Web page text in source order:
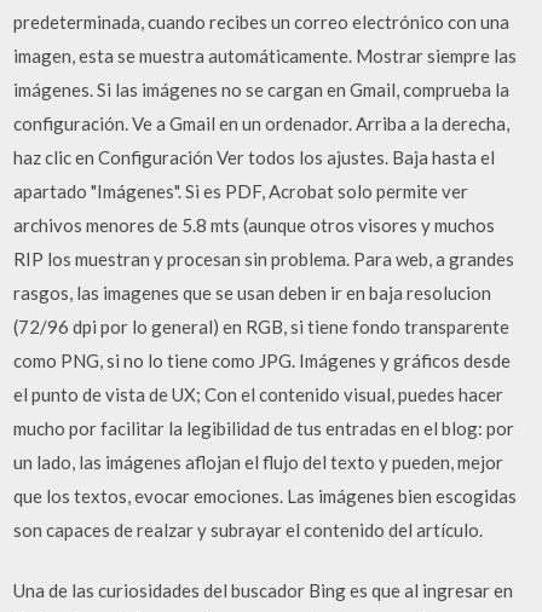
predeterminada, cuando recibes un correo electrónico con una
imagen, esta se muestra automáticamente. Mostrar siempre las
imágenes. Si las imágenes no se cargan en Gmail, comprueba la
configuración. Ve a Gmail en un ordenador. Arriba a la derecha,
haz clic en Configuración Ver todos los ajustes. Baja hasta el
apartado "Imágenes". Si es PDF, Acrobat solo permite ver
archivos menores de 5.8 mts (aunque otros visores y muchos
RIP los muestran y procesan sin problema. Para web, a grandes
rasgos, las imagenes que se usan deben ir en baja resolucion
(72/96 dpi por lo general) en RGB, si tiene fondo transparente
como PNG, si no lo tiene como JPG. Imágenes y gráficos desde
el punto de vista de UX; Con el contenido visual, puedes hacer
mucho por facilitar la legibilidad de tus entradas en el blog: por
un lado, las imágenes aflojan el flujo del texto y pueden, mejor
que los textos, evocar emociones. Las imágenes bien escogidas
son capaces de realzar y subrayar el contenido del artículo.
Una de las curiosidades del buscador Bing es que al ingresar en